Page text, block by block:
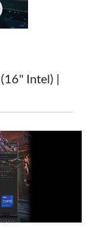
Intel) |